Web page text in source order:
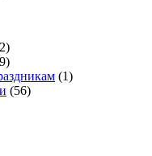
(1)
(56)